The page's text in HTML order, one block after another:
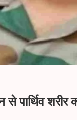
से पार्थिव